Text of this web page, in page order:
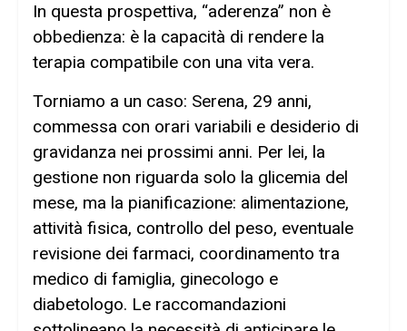
In questa prospettiva, “aderenza” non è
obbedienza: è la capacità di rendere la
terapia compatibile con una vita vera.
Torniamo a un caso: Serena, 29 anni,
commessa con orari variabili e desiderio di
gravidanza nei prossimi anni. Per lei, la
gestione non riguarda solo la glicemia del
mese, ma la pianificazione: alimentazione,
attività fisica, controllo del peso, eventuale
revisione dei farmaci, coordinamento tra
medico di famiglia, ginecologo e
diabetologo. Le raccomandazioni